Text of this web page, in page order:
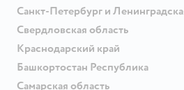
Санкт-Петербург и
Свердловская область
Краснодарский край
Башкортостан Республика
Самарская область